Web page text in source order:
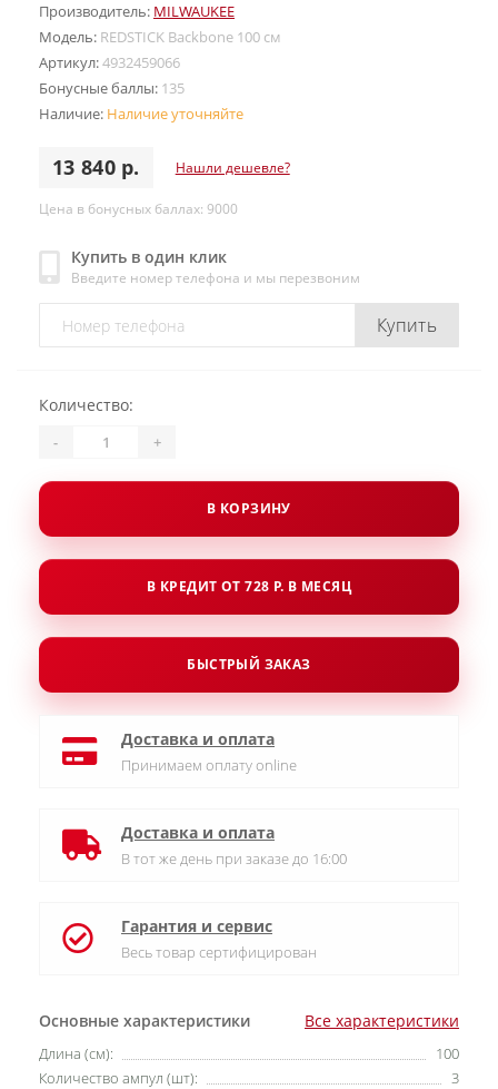
Производитель: MILWAUKEE
Модель: REDSTICK Backbone 100 см
Артикул:4932459066
Бонусные баллы: 135
Наличие: Наличие уточняйте
13 840 р. Нашли дешевле?
Цена в бонусных баллах: 9000
Купить в один клик
Введите номер телефона и мы перезвоним
Купить
Основные характеристики Все характеристики
Длина (см):
100
Количество ампул (шт):
3
Количество:
- +
В КОРЗИНУ
В КРЕДИТ ОТ 728 Р. В МЕСЯЦ
БЫСТРЫЙ ЗАКАЗ
Доставка и оплата
Принимаем оплату online
Доставка и оплата
В тот же день при заказе до 16:00
Гарантия и сервис
Весь товар сертифицирован